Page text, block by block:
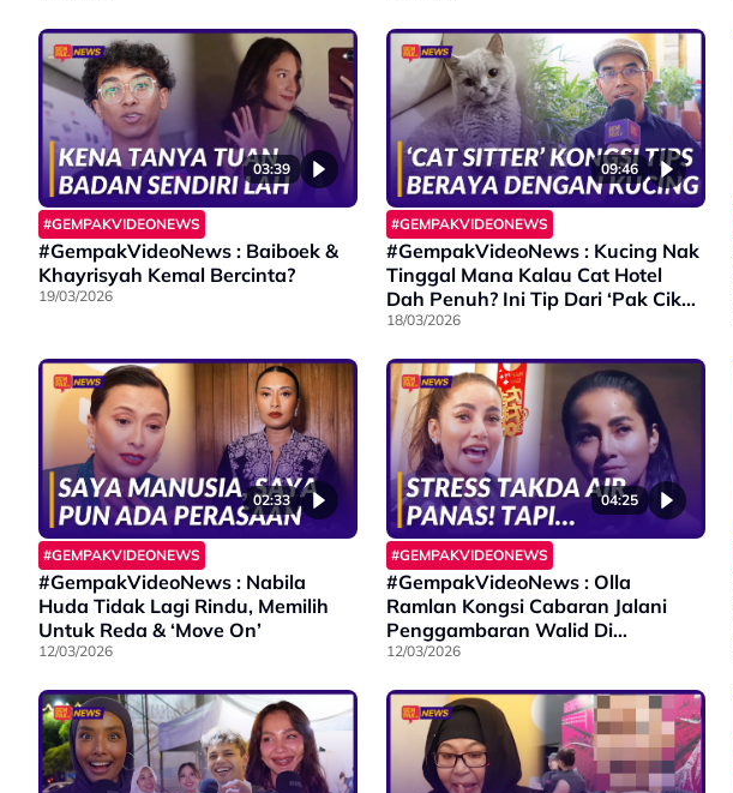
03:39
#GEMPAKVIDEONEWS
#GempakVideoNews : Baiboek &
Khayrisyah Kemal Bercinta?
19/03/2026
09:46
#GEMPAKVIDEONEWS
#GempakVideoNews : Kucing Nak
Tinggal Mana Kalau Cat Hotel
Dah Penuh? Ini Tip Dari ‘Pak Cik
Cat Sitter’
18/03/2026
02:33
#GEMPAKVIDEONEWS
#GempakVideoNews : Nabila
Huda Tidak Lagi Rindu, Memilih
Untuk Reda & ‘Move On’
12/03/2026
04:25
#GEMPAKVIDEONEWS
#GempakVideoNews : Olla
Ramlan Kongsi Cabaran Jalani
Penggambaran Walid Di
Kawasan Hutan
12/03/2026